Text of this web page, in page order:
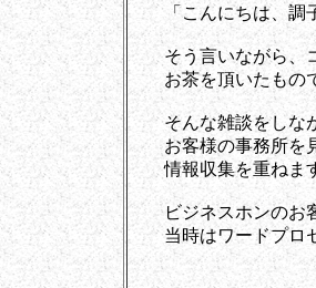
「こんにちは、調子
そう言いながら、コ
お茶を頂いたもの
そんな雑談をしなが
お客様の事務所を見
情報収集を重ねま
ビジネスホンのお客
当時はワードプロセ